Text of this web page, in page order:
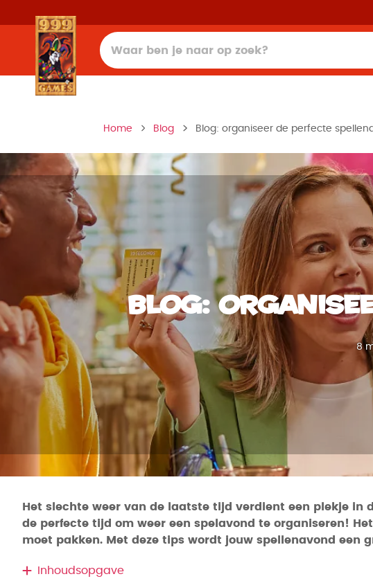
Home Blog Blog: organiseer de perfecte
Blog:
8
Het slechte weer van de laatste tijd verdient een plekje in
de perfecte tijd om weer een spelavond te organiseren!
moet pakken. Met deze tips wordt jouw spellenavond een
Inhoudsopgave